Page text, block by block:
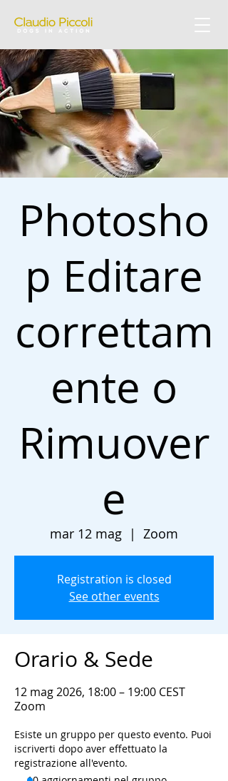
Photosho
p Editare
correttam
ente o
Rimuover
e
mar 12 mag
  |
Zoom
Registration is closed
See other events
Orario & Sede
12 mag 2026, 18:00 – 19:00 CEST
Zoom
Esiste un gruppo per questo evento. Puoi
iscriverti dopo aver effettuato la
registrazione all'evento.